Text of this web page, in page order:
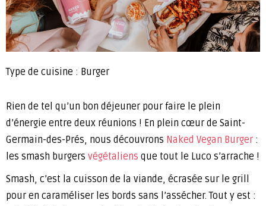
Type de cuisine : Burger
Rien de tel qu’un bon déjeuner pour faire le plein
d’énergie entre deux réunions ! En plein cœur de Saint-
Germain-des-Prés, nous découvrons Naked Vegan Burger :
les smash burgers végétaliens que tout le Luco s’arrache !
Smash, c’est la cuisson de la viande, écrasée sur le grill
pour en caraméliser les bords sans l’assécher. Tout y est :